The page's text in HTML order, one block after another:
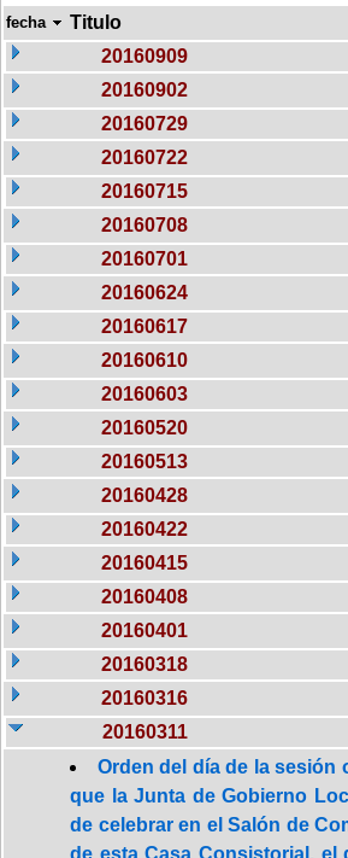
fecha Titulo
20160909
20160902
20160729
20160722
20160715
20160708
20160701
20160624
20160617
20160610
20160603
20160520
20160513
20160428
20160422
20160415
20160408
20160401
20160318
20160316
20160311
Orden del día de la sesión
que la Junta de Gobierno
de celebrar en el Salón de
de esta Casa Consistorial, el